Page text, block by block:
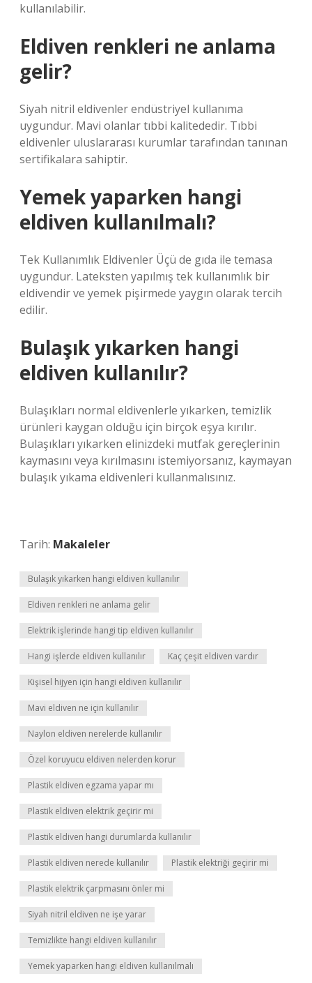
kullanılabilir.
Eldiven renkleri ne anlama
gelir?
Siyah nitril eldivenler endüstriyel kullanıma
uygundur. Mavi olanlar tıbbi kalitededir. Tıbbi
eldivenler uluslararası kurumlar tarafından tanınan
sertifikalara sahiptir.
Yemek yaparken hangi
eldiven kullanılmalı?
Tek Kullanımlık Eldivenler Üçü de gıda ile temasa
uygundur. Lateksten yapılmış tek kullanımlık bir
eldivendir ve yemek pişirmede yaygın olarak tercih
edilir.
Bulaşık yıkarken hangi
eldiven kullanılır?
Bulaşıkları normal eldivenlerle yıkarken, temizlik
ürünleri kaygan olduğu için birçok eşya kırılır.
Bulaşıkları yıkarken elinizdeki mutfak gereçlerinin
kaymasını veya kırılmasını istemiyorsanız, kaymayan
bulaşık yıkama eldivenleri kullanmalısınız.
Tarih: Makaleler
Bulaşık yıkarken hangi eldiven kullanılır
Eldiven renkleri ne anlama gelir
Elektrik işlerinde hangi tip eldiven kullanılır
Hangi işlerde eldiven kullanılır Kaç çeşit eldiven vardır
Kişisel hijyen için hangi eldiven kullanılır
Mavi eldiven ne için kullanılır
Naylon eldiven nerelerde kullanılır
Özel koruyucu eldiven nelerden korur
Plastik eldiven egzama yapar mı
Plastik eldiven elektrik geçirir mi
Plastik eldiven hangi durumlarda kullanılır
Plastik eldiven nerede kullanılır Plastik elektriği geçirir mi
Plastik elektrik çarpmasını önler mi
Siyah nitril eldiven ne işe yarar
Temizlikte hangi eldiven kullanılır
Yemek yaparken hangi eldiven kullanılmalı